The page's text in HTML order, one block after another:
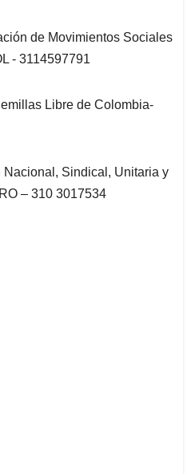
de Movimientos Sociales
- 3114597791
Libre de Colombia-
Nacional, Sindical, Unitaria y
– 310 3017534